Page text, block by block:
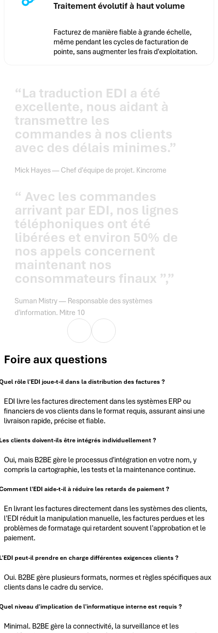
Traitement évolutif à haut volume
Facturez de manière fiable à grande échelle,
même pendant les cycles de facturation de
pointe, sans augmenter les frais d'exploitation.
“La traduction EDI a été
excellente, nous aidant à
transmettre les
commandes à nos clients
avec des délais minimes.”
Mick Hayes — Chef d'équipe de projet. Kincrome
“ Avec les commandes
arrivant par EDI, nos lignes
téléphoniques ont été
libérées et environ 50% de
nos appels concernent
maintenant nos
consommateurs finaux ”,”
Suman Mistry — Responsable des systèmes
d'information. Mitre 10
Foire aux questions
rôle l'EDI joue-t-il dans la distribution des factures ?
EDI livre les factures directement dans les systèmes ERP ou
financiers de vos clients dans le format requis, assurant ainsi une
livraison rapide, précise et fiable.
clients doivent-ils être intégrés individuellement ?
Oui, mais B2BE gère le processus d'intégration en votre nom, y
compris la cartographie, les tests et la maintenance continue.
l'EDI aide-t-il à réduire les retards de paiement ?
En livrant les factures directement dans les systèmes des clients,
l'EDI réduit la manipulation manuelle, les factures perdues et les
problèmes de formatage qui retardent souvent l'approbation et le
paiement.
peut-il prendre en charge différentes exigences clients ?
Oui. B2BE gère plusieurs formats, normes et règles spécifiques aux
clients dans le cadre du service.
niveau d'implication de l'informatique interne est requis ?
Minimal. B2BE gère la connectivité, la surveillance et les